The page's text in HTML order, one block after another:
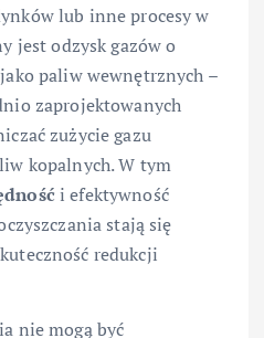
lub inne procesy w
jest odzysk gazów o
paliw wewnętrznych –
zaprojektowanych
zużycie gazu
kopalnych. W tym
i efektywność
stają się
redukcji
nie mogą być